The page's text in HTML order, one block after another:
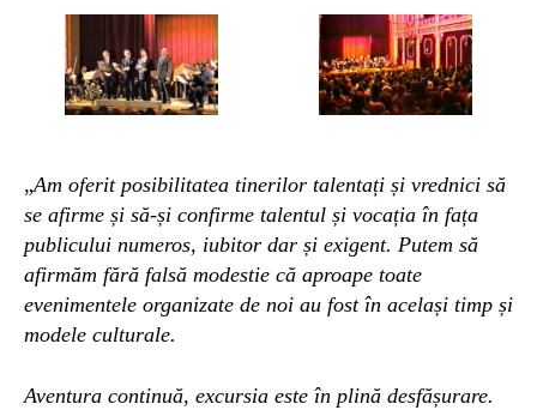
„Am oferit posibilitatea tinerilor talentați și vrednici să
se afirme și să-și confirme talentul și vocația în fața
publicului numeros, iubitor dar și exigent. Putem să
afirmăm fără falsă modestie că aproape toate
evenimentele organizate de noi au fost în același timp și
modele culturale.
Aventura continuă, excursia este în plină desfășurare.